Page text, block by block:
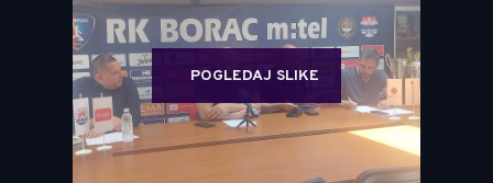
POGLEDAJ SLIKE